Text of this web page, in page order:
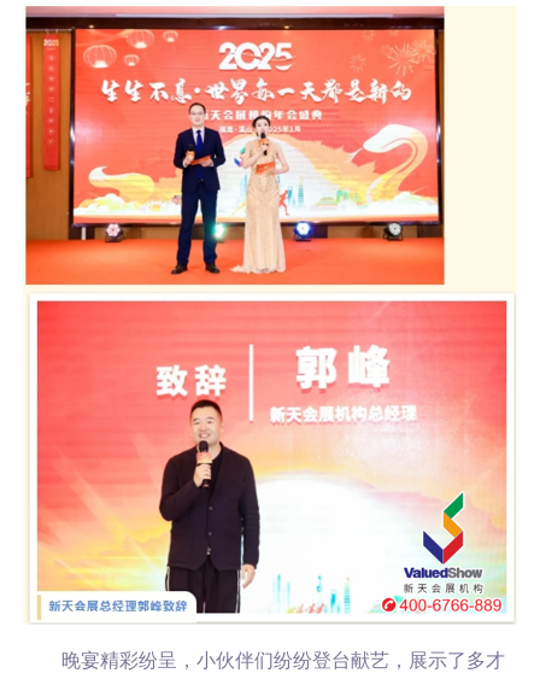
晚宴精彩纷呈，小伙伴们纷纷登台献艺，展示了多才